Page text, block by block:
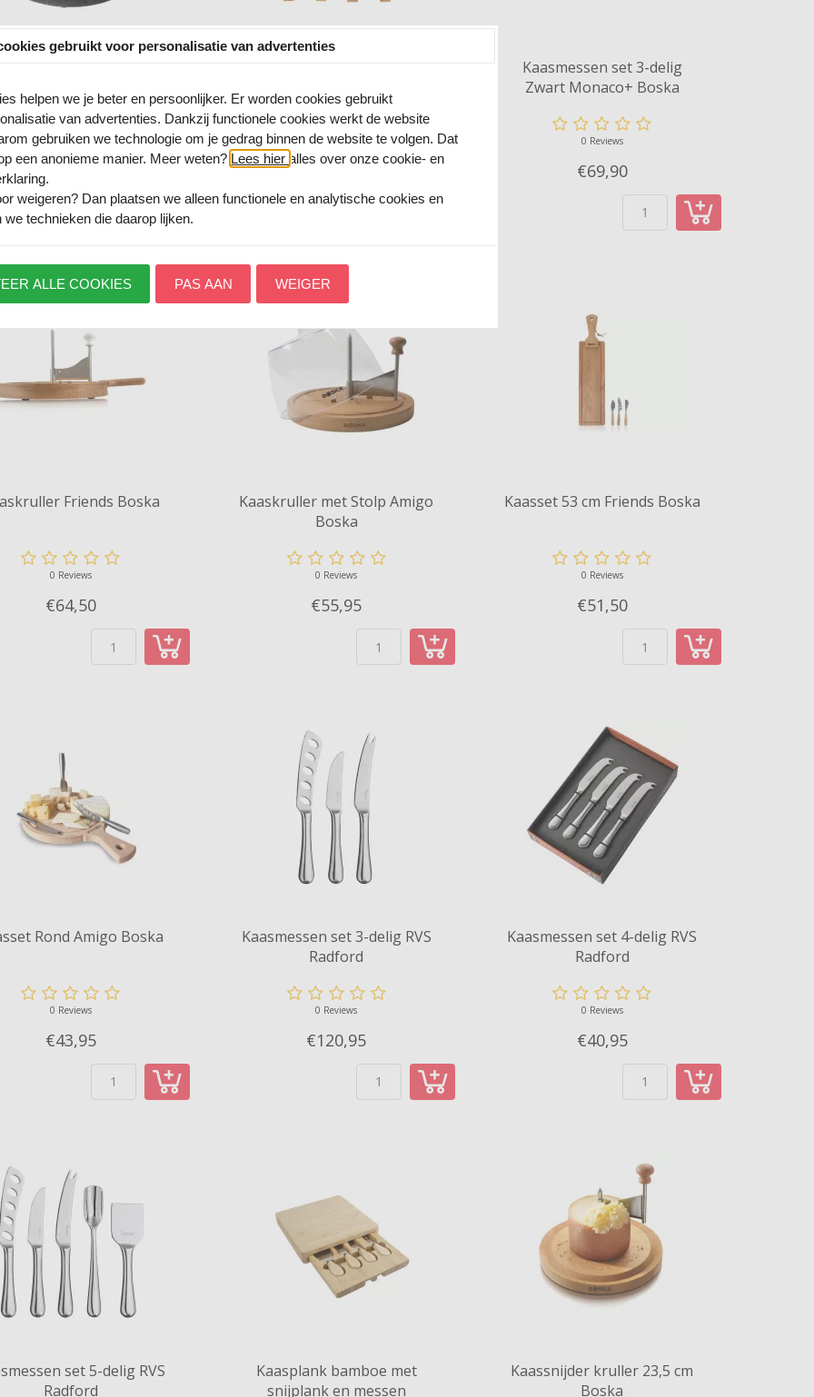
0 Reviews
€89,95
0 Reviews
€22,50
Kaasmessen set 3-delig
Zwart Monaco+ Boska
0 Reviews
€69,90
Friends Boska
0 Reviews
€64,50
Kaaskruller met Stolp Amigo
Boska
0 Reviews
€55,95
Kaasset 53 cm Friends Boska
0 Reviews
€51,50
Rond Amigo Boska
0 Reviews
€43,95
Kaasmessen set 3-delig RVS
Radford
0 Reviews
€120,95
Kaasmessen set 4-delig RVS
Radford
0 Reviews
€40,95
set 5-delig RVS
Radford
Kaasplank bamboe met
snijplank en messen
Kaassnijder kruller 23,5 cm
Boska
gebruikt voor personalisatie van advertenties
helpen we je beter en persoonlijker. Er worden cookies gebruikt
van advertenties. Dankzij functionele cookies werkt de website
gebruiken we technologie om je gedrag binnen de website te volgen. Dat
een anonieme manier. Meer weten? Lees hier alles over onze cookie- en
weigeren? Dan plaatsen we alleen functionele en analytische cookies en
we technieken die daarop lijken.
ALLE COOKIES PAS AAN WEIGER